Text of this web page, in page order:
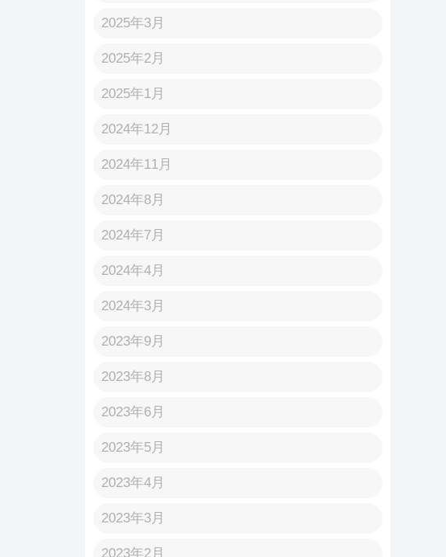
2025年3月
2025年2月
2025年1月
2024年12月
2024年11月
2024年8月
2024年7月
2024年4月
2024年3月
2023年9月
2023年8月
2023年6月
2023年5月
2023年4月
2023年3月
2023年2月